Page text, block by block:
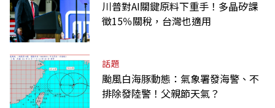
川普對AI關鍵原料下重手！多晶矽課
徵15％關稅，台灣也適用
話題
颱風白海豚動態：氣象署發海警、不
排除發陸警！父親節天氣？